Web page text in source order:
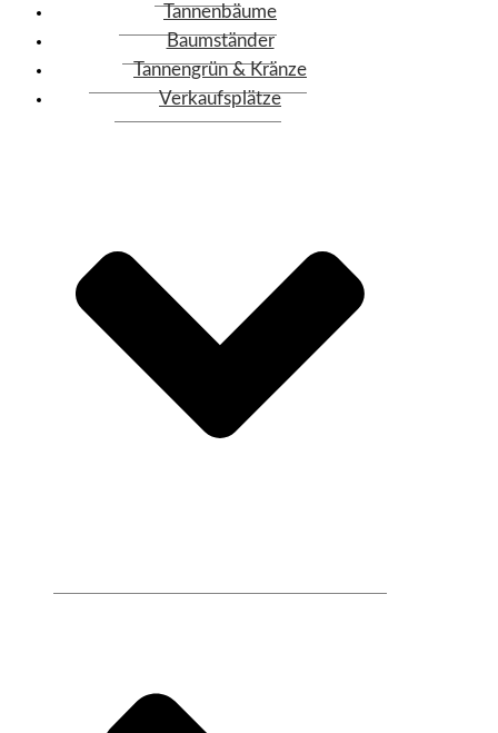
Tannenbäume
Baumständer
Tannengrün & Kränze
Verkaufsplätze